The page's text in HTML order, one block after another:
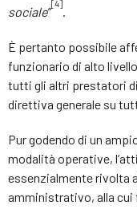
sociale”
[4]
È pertanto possibile
funzionario di alto
tutti gli altri prestatori
direttiva generale su
Pur godendo di un
modalità operative,
essenzialmente rivolta
amministrativo, alla cui